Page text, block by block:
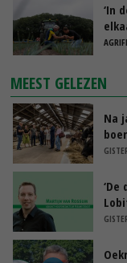
‘In
MEEST GELEZEN
Na